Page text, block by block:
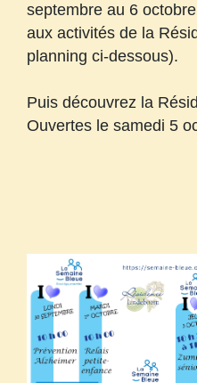
septembre au 6
aux activités de la
planning ci-dessous).
Puis découvrez la
Ouvertes le samedi 5